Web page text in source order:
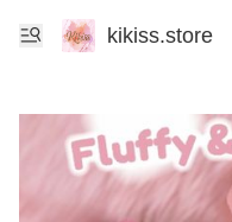
kikiss.store